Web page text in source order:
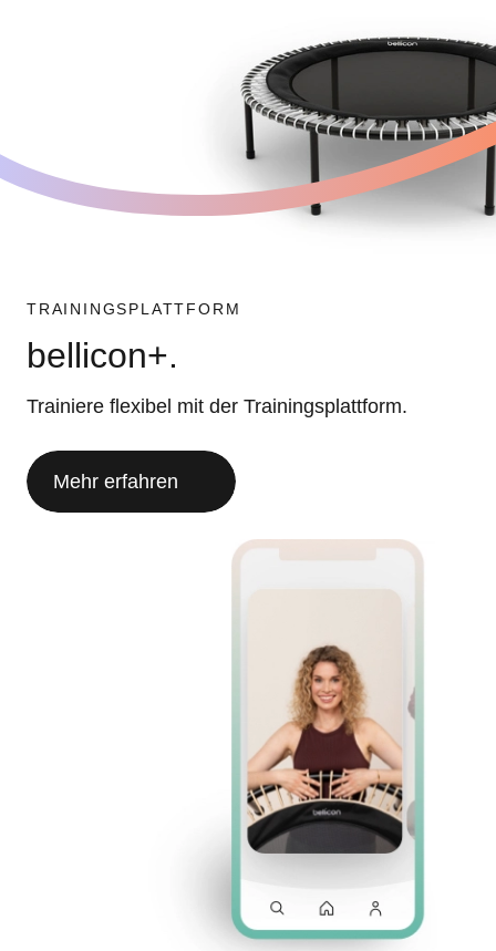
TRAININGSPLATTFORM
bellicon+.
Trainiere flexibel mit der Trainingsplattform.
Mehr erfahren